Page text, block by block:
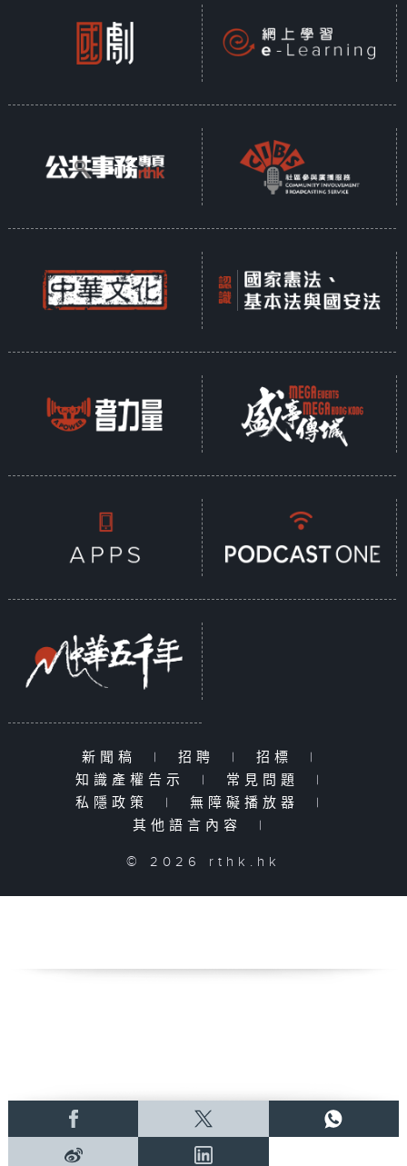
新聞稿 | 招聘 | 招標
|
知識產權告示
| 常見問題
|
私隱政策
| 無障礙播放器
|
其他語言內容
|
© 2026 rthk.hk